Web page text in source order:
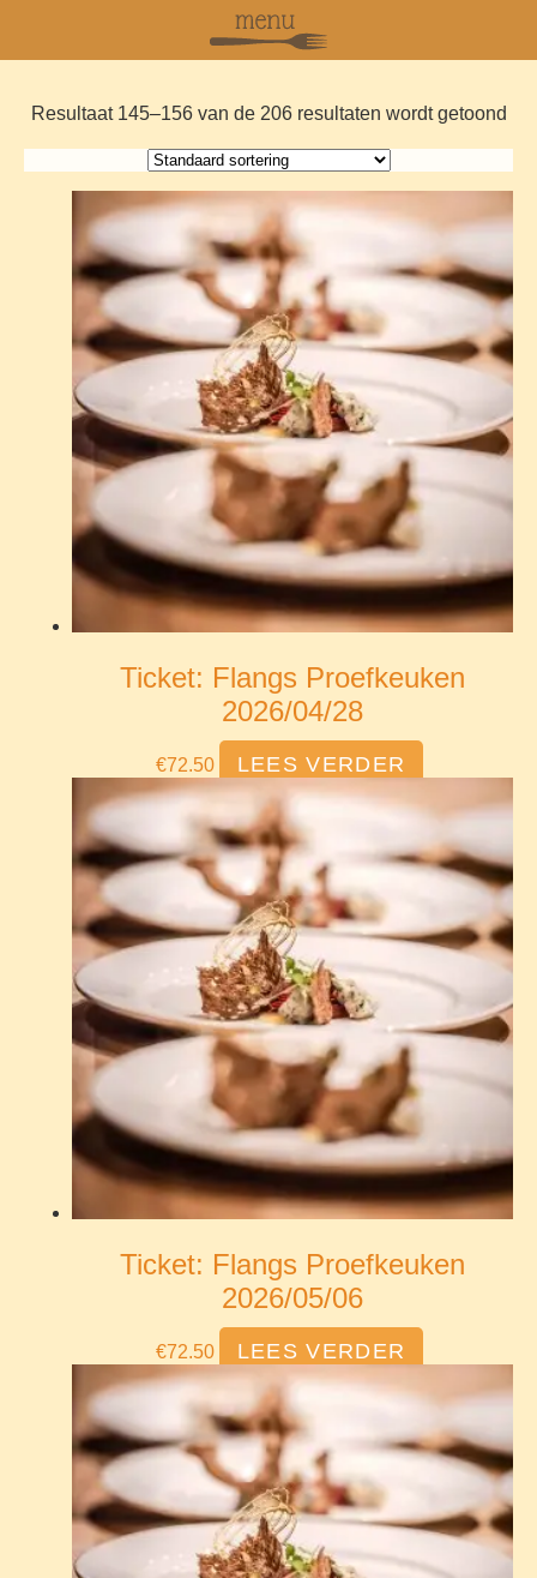
Resultaat 145–156 van de 206 resultaten wordt getoond
Ticket: Flangs Proefkeuken
2026/04/28
€72.50 LEES VERDER
Ticket: Flangs Proefkeuken
2026/05/06
€72.50 LEES VERDER